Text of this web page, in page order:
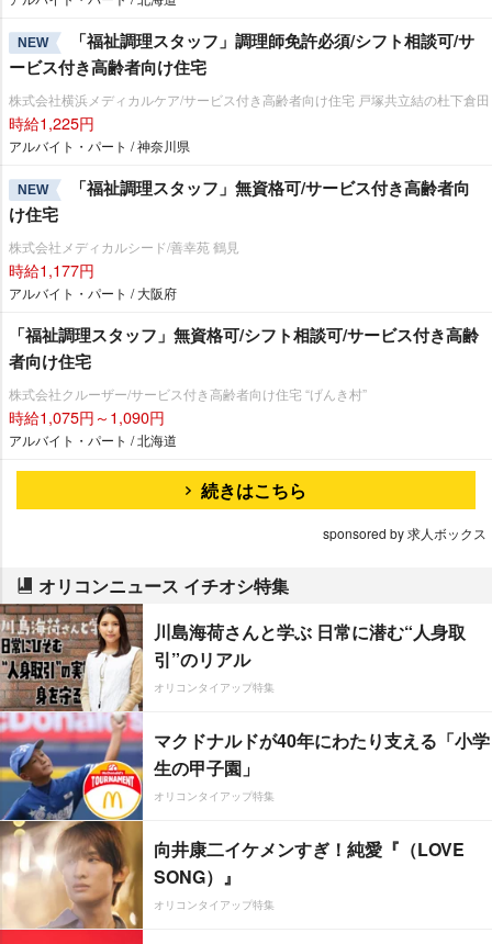
NEW
「福祉調理スタッフ」調理師免許必須/シフト相談可/サ
ービス付き高齢者向け住宅
株式会社横浜メディカルケア/サービス付き高齢者向け住宅 戸塚共立結の杜下倉田
時給1,225円
アルバイト・パート / 神奈川県
NEW
「福祉調理スタッフ」無資格可/サービス付き高齢者向
け住宅
株式会社メディカルシード/善幸苑 鶴見
時給1,177円
アルバイト・パート / 大阪府
「福祉調理スタッフ」無資格可/シフト相談可/サービス付き高齢
者向け住宅
株式会社クルーザー/サービス付き高齢者向け住宅 “げんき村”
時給1,075円～1,090円
アルバイト・パート / 北海道
続きはこちら
sponsored by 求人ボックス
オリコンニュース イチオシ特集
川島海荷さんと学ぶ 日常に潜む“人身取
引”のリアル
オリコンタイアップ特集
マクドナルドが40年にわたり支える「小学
生の甲子園」
オリコンタイアップ特集
向井康二イケメンすぎ！純愛『（LOVE
SONG）』
オリコンタイアップ特集